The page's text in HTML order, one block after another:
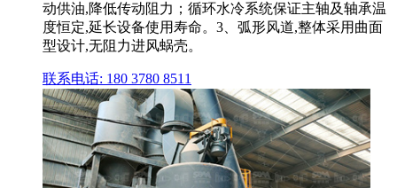
动供油,降低传动阻力；循环水冷系统保证主轴及轴承温
度恒定,延长设备使用寿命。3、弧形风道,整体采用曲面
型设计,无阻力进风蜗壳。
联系电话: 180 3780 8511